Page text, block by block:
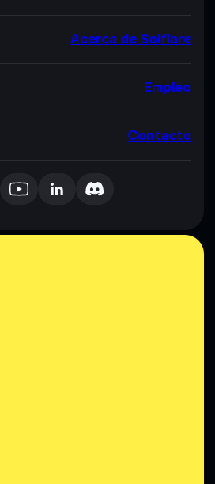
Acerca de Solflare
Empleo
Contacto